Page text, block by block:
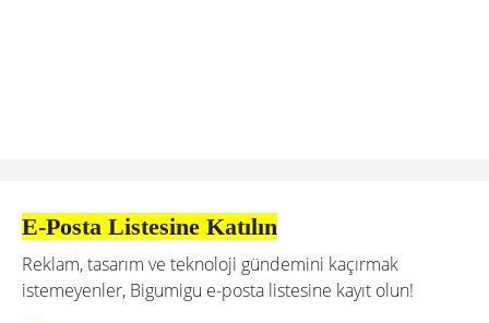
E-Posta Listesine Katılın
Reklam, tasarım ve teknoloji gündemini kaçırmak
istemeyenler, Bigumigu e-posta listesine kayıt olun!